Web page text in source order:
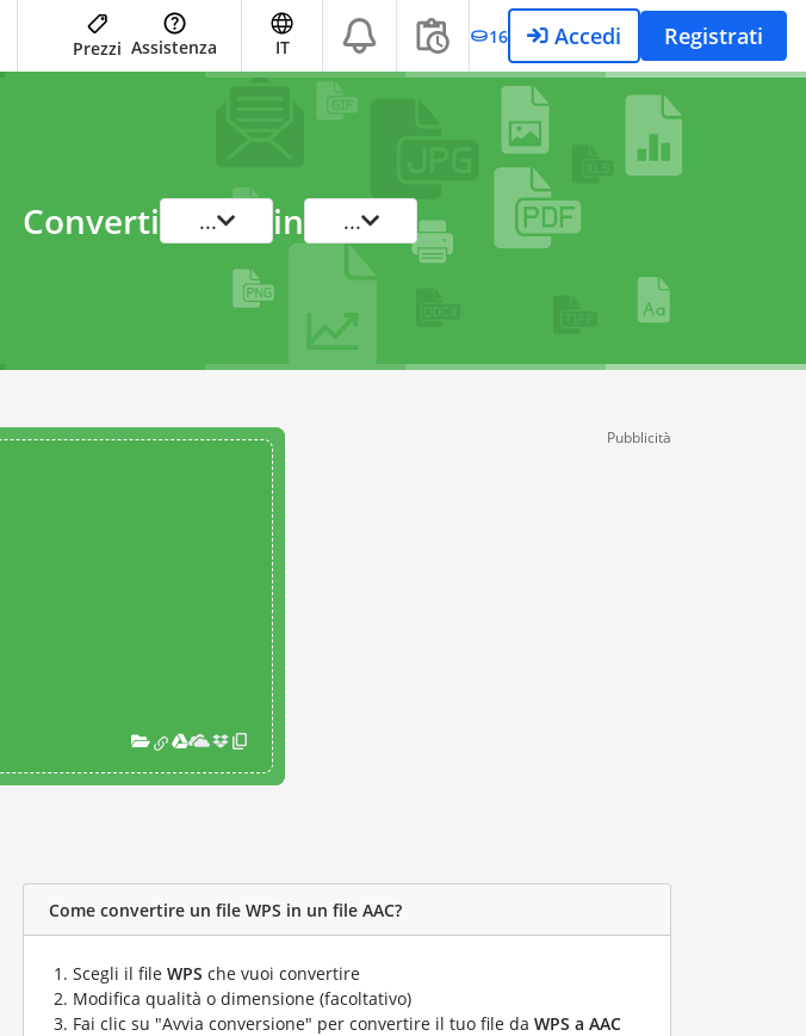
Prezzi Assistenza IT 16 Accedi Registrati
Converti ... in ...
Pubblicità
Come convertire un file WPS in un file AAC?
Scegli il file WPS che vuoi convertire
Modifica qualità o dimensione (facoltativo)
Fai clic su "Avvia conversione" per convertire il tuo file da WPS a AAC